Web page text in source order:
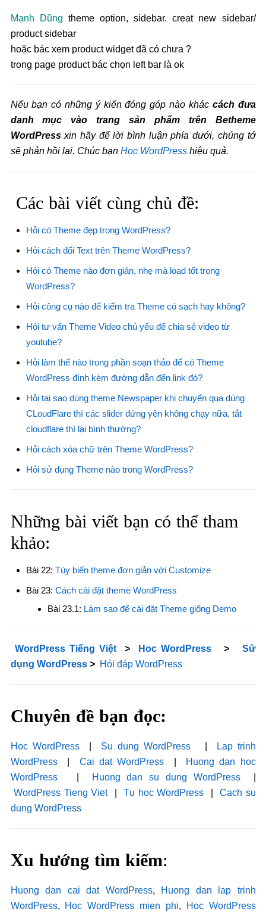
Mạnh Dũng theme option, sidebar. creat new sidebar/
product sidebar
hoặc bác xem product widget đã có chưa ?
trong page product bác chọn left bar là ok
Nếu bạn có những ý kiến đóng góp nào kháccách đưa
danh mục vào trang sản phẩm trên Betheme
WordPressxin hãy để lời bình luận phía dưới, chúng tớ
sẽ phản hồi lại. Chúc bạn Học WordPresshiệu quả.
Các bài viết cùng chủ đề:
Hỏi có Theme đẹp trong WordPress?
Hỏi cách đổi Text trên Theme WordPress?
Hỏi có Theme nào đơn giản, nhẹ mà load tốt trong
WordPress?
Hỏi công cụ nào để kiểm tra Theme có sạch hay không?
Hỏi tư vấn Theme Video chủ yếu để chia sẻ video từ
youtube?
Hỏi làm thế nào trong phần soạn thảo để có Theme
WordPress đính kèm đường dẫn đến link đó?
Hỏi tại sao dùng theme Newspaper khi chuyển qua dùng
CLoudFlare thì các slider đứng yên không chạy nữa, tắt
cloudflare thì lại bình thường?
Hỏi cách xóa chữ trên Theme WordPress?
Hỏi sử dụng Theme nào trong WordPress?
Những bài viết bạn có thể tham
khảo:
Bài 22: Tùy biến theme đơn giản với Customize
Bài 23: Cách cài đặt theme WordPress
Bài 23.1: Làm sao để cài đặt Theme giống Demo
WordPress Tiếng Việt> Hoc WordPress > Sử
dụng WordPress> Hỏi đáp WordPress
Chuyên đề bạn đọc:
Hoc WordPress| Su dung WordPress|
Lap trinh
WordPress| Cai dat WordPress
Huong dan hoc
WordPress| Huong dan su dung WordPress|
WordPress Tieng Viet|Tụ hoc WordPress
Cach su
dung WordPress
Xu hướng tìm kiếm:
Huong dan cai dat WordPress,
Huong dan lap trinh
WordPress, Hoc WordPress mien phi,
Hoc WordPress